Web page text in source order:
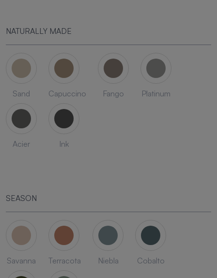
NATURALLY MADE
Sand Capuccino Fango Platinum
Acier Ink
SEASON
Savanna Terracota Niebla Cobalto